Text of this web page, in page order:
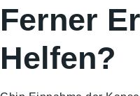
Ferner
Helfen?